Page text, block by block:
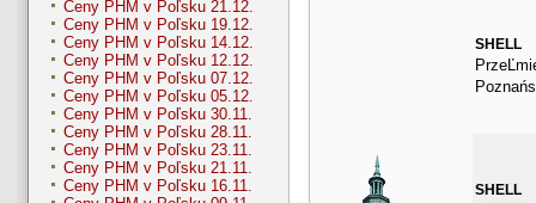
Ceny PHM v Poľsku 21.12.
Ceny PHM v Poľsku 19.12.
Ceny PHM v Poľsku 14.12.
Ceny PHM v Poľsku 12.12.
Ceny PHM v Poľsku 07.12.
Ceny PHM v Poľsku 05.12.
Ceny PHM v Poľsku 30.11.
Ceny PHM v Poľsku 28.11.
Ceny PHM v Poľsku 23.11.
Ceny PHM v Poľsku 21.11.
Ceny PHM v Poľsku 16.11.
SHELL
SHELL